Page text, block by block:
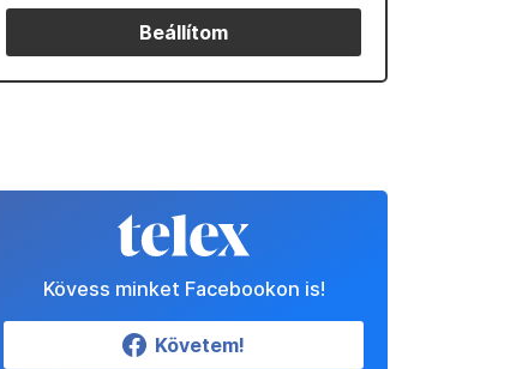
Beállítom
Kövess minket Facebookon is!
Követem!